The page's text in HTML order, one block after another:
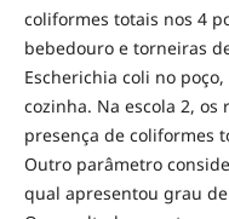
coliformes totais nos 4
bebedouro e torneiras
Escherichia coli no
cozinha. Na escola 2,
presença de coliformes
Outro parâmetro
qual apresentou grau